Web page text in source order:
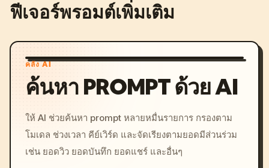
ฟีเจอร์พรอมต์เพิ่มเติม
คลัง AI
ค้นหา PROMPT ด้วย AI
ให้ AI ช่วยค้นหา prompt หลายหมื่นรายการ กรองตาม
โมเดล ช่วงเวลา คีย์เวิร์ด และจัดเรียงตามยอดมีส่วนร่วม
เช่น ยอดวิว ยอดบันทึก ยอดแชร์ และอื่นๆ